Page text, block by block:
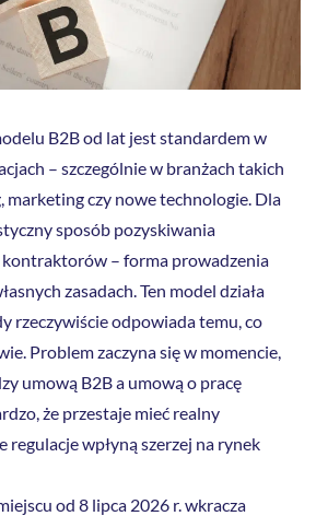
B2B od lat jest standardem w
– szczególnie w branżach takich
marketing czy nowe technologie. Dla
sposób pozyskiwania
– forma prowadzenia
zasadach. Ten model działa
rzeczywiście odpowiada temu, co
Problem zaczyna się w momencie,
umową B2B a umową o pracę
że przestaje mieć realny
regulacje wpłyną szerzej na rynek
od 8 lipca 2026 r. wkracza